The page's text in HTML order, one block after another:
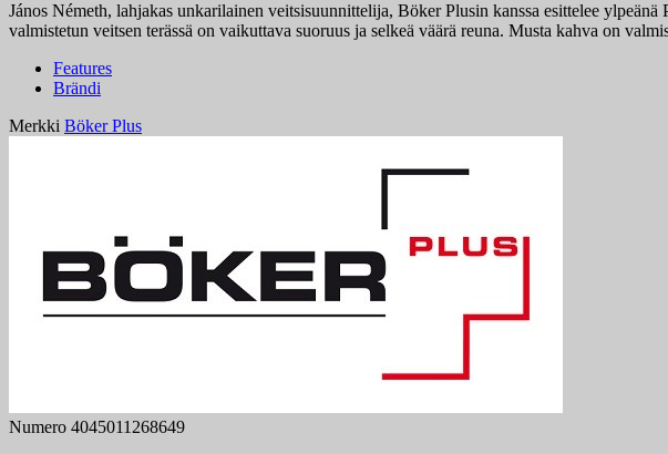
János Németh, lahjakas unkarilainen veitsisuunnittelija, Böker Plusin kanssa esittelee
valmistetun veitsen terässä on vaikuttava suoruus ja selkeä väärä reuna. Musta kahva on
Features
Brändi
Merkki Böker Plus
Numero 4045011268649